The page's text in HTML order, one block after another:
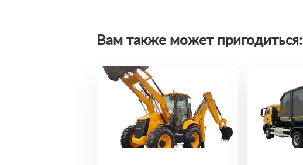
Вам также может пригодиться: